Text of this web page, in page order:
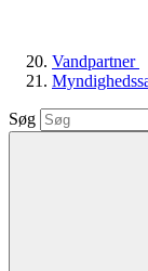
Vandpartner
Søg